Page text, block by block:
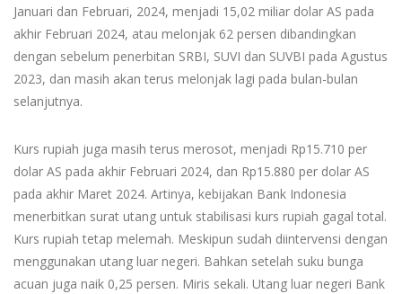
Januari dan Februari, 2024, menjadi 15,02 miliar dolar AS pada
akhir Februari 2024, atau melonjak 62 persen dibandingkan
dengan sebelum penerbitan SRBI, SUVI dan SUVBI pada Agustus
2023, dan masih akan terus melonjak lagi pada bulan-bulan
selanjutnya.
Kurs rupiah juga masih terus merosot, menjadi Rp15.710 per
dolar AS pada akhir Februari 2024, dan Rp15.880 per dolar AS
pada akhir Maret 2024. Artinya, kebijakan Bank Indonesia
menerbitkan surat utang untuk stabilisasi kurs rupiah gagal total.
Kurs rupiah tetap melemah. Meskipun sudah diintervensi dengan
menggunakan utang luar negeri. Bahkan setelah suku bunga
acuan juga naik 0,25 persen. Miris sekali. Utang luar negeri Bank